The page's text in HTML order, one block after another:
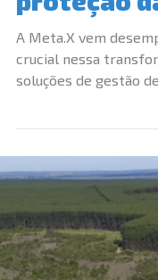
proteção
A Meta.X vem
soluções de gestão
que aliam expertise...